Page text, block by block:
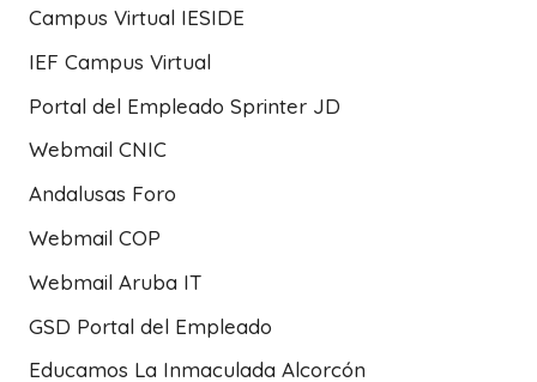
Campus Virtual IESIDE
IEF Campus Virtual
Portal del Empleado Sprinter JD
Webmail CNIC
Andalusas Foro
Webmail COP
Webmail Aruba IT
GSD Portal del Empleado
Educamos La Inmaculada Alcorcón